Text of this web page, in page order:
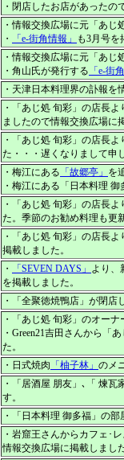
・閉店したお店があったの
・情報交換広場に元「あ
・
「e-街角情報」 も3月号
・情報交換広場に元「あ
・角山氏が発行する 「e-街
・天津日本料理界の訃報
・「あじ処 旬彩」の店長
ましたので情報交換広場に
・「あじ処 旬彩」の店長
た・・・遅くなりまして申
・梅江にある 「故郷亭」 を
・梅江にある「日本料理
・「あじ処 旬彩」の店長
た。季節のお勧め料理も更
・「あじ処 旬彩」の店長
掲載しました。
・ 「SEVEN DAYS」 より、
を掲載しました。
・「全聚徳焼鴨店」が閉
・「あじ処 旬彩」のオー
・Green21吉田さんから「
た。
・日式焼肉 「柚子林」 のメ
・「居酒屋 朋友」､「 煉
す。
・「日本料理 御多福」の
・岩窟王さんからカフェ･
情報交換広場に掲載しまし